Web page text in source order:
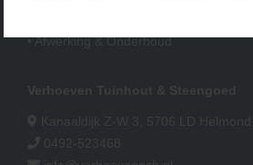
• Afwerking & Onderhoud